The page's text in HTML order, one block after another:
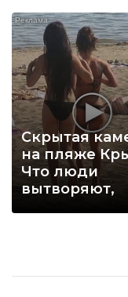
Скрытая
на пляже
Что люди
вытворяют,